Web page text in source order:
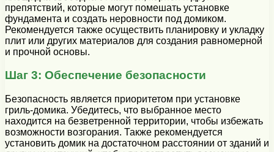
препятствий, которые могут помешать установке
фундамента и создать неровности под домиком.
Рекомендуется также осуществить планировку и укладку
плит или других материалов для создания равномерной
и прочной основы.
Шаг 3: Обеспечение безопасности
Безопасность является приоритетом при установке
гриль-домика. Убедитесь, что выбранное место
находится на безветренной территории, чтобы избежать
возможности возгорания. Также рекомендуется
установить домик на достаточном расстоянии от зданий и